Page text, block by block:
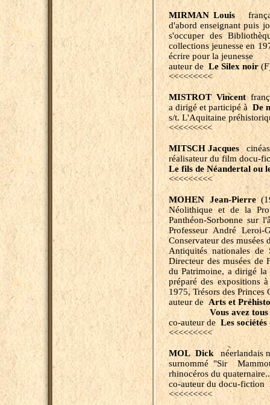
MIRMAN Louis
d'abord enseignant puis
s'occuper des
collections jeunesse en
écrire pour la jeunesse
auteur deLe Silex noir
<<<<<<<<<
MISTROT Vincent
a dirigé et participé àDe
s/t. L'Aquitaine
<<<<<<<<<
MITSCH Jacques
réalisateur du film docu-
Le fils de Néandertal ou
<<<<<<<<<
MOHEN Jean-Pierre
Néolithique et de la
Panthéon-Sorbonne sur
Professeur André Leroi-
Conservateur des musées
Antiquités nationales de
Directeur des musées de
du Patrimoine, a dirigé
préparé des expositions
1975, Trésors des
auteur deArts et
Vous avez tous
co-auteur de Les
<<<<<<<<<
MOL Dicknéerlandais
surnommé "Sir
rhinocéros du
co-auteur du docu-fiction
<<<<<<<<<